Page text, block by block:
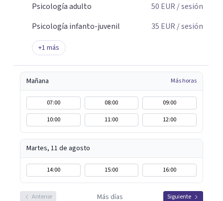
Psicología adulto
50 EUR / sesión
Psicología infanto-juvenil
35 EUR / sesión
+1 más
Mañana Más horas
07:00 08:00
09:00
10:00
11:00 12:00
Martes, 11 de agosto
14:00 15:00 16:00
Anterior Más días Siguiente